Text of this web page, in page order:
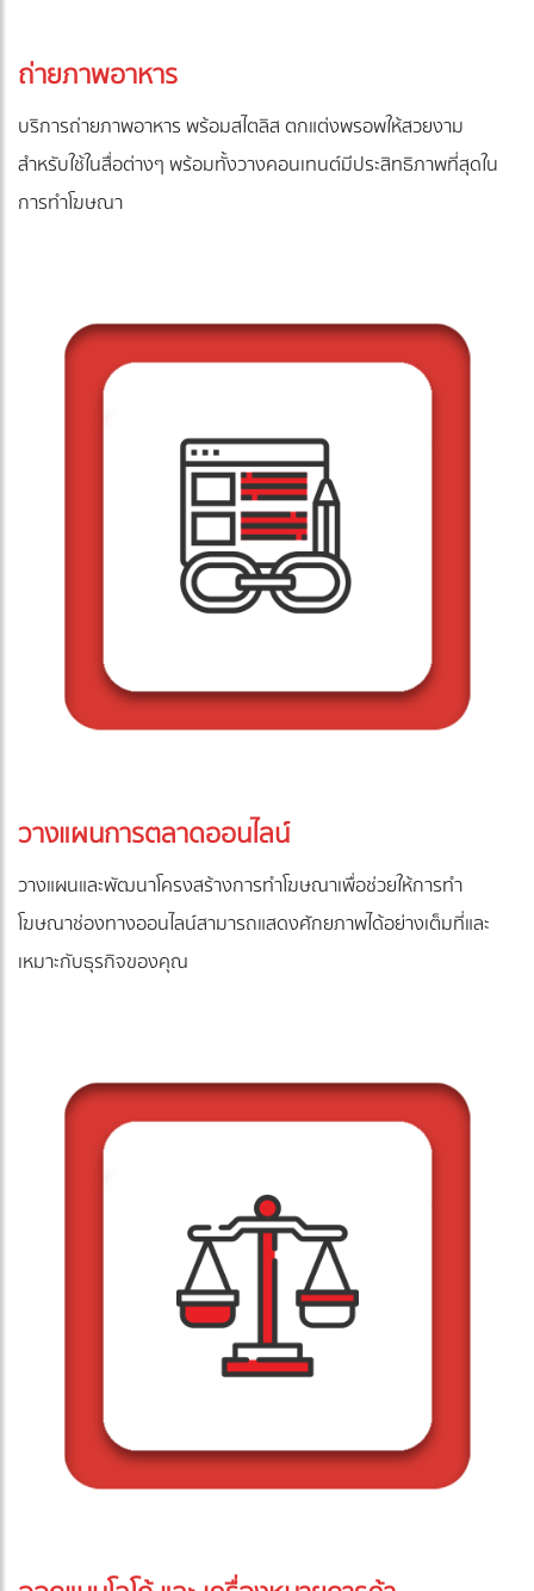
ถ่ายภาพอาหาร
บริการถ่ายภาพอาหาร พร้อมสไตลิส ตกแต่งพรอพให้สวยงาม
สำหรับใช้ในสื่อต่างๆ พร้อมทั้งวางคอนเทนต์มีประสิทธิภาพที่สุดใน
การทำโฆษณา
วางแผนการตลาดออนไลน์
วางแผนและพัฒนาโครงสร้างการทำโฆษณาเพื่อช่วยให้การทำ
โฆษณาช่องทางออนไลน์สามารถแสดงศักยภาพได้อย่างเต็มที่และ
เหมาะกับธุรกิจของคุณ